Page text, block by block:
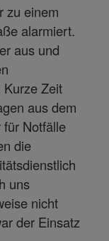
zu einem
alarmiert.
aus und
Kurze Zeit
aus dem
Notfälle
die
uns
nicht
der Einsatz